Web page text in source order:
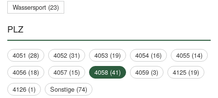
Wassersport (23)
PLZ
4051 (28) 4052 (31) 4053 (19) 4054 (16)
4055 (14)
4056 (18)
4057 (15) 4058 (41) 4059 (3)
4125 (19)
4126 (1)
Sonstige (74)